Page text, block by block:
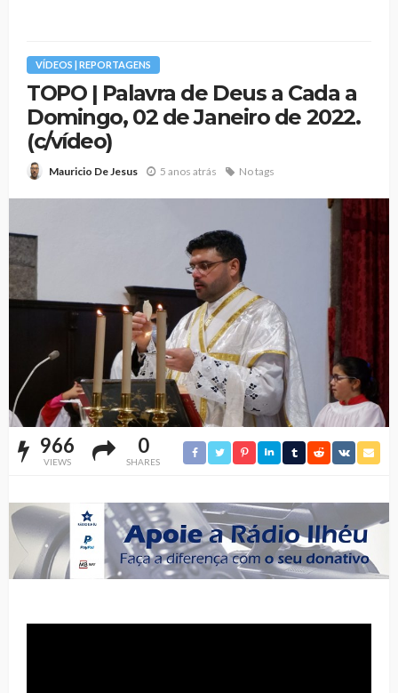
VÍDEOS | REPORTAGENS
TOPO | Palavra de Deus a Cada a
Domingo, 02 de Janeiro de 2022.
(c/vídeo)
Mauricio De Jesus 5 anos atrás No tags
966
VIEWS
0
SHARES